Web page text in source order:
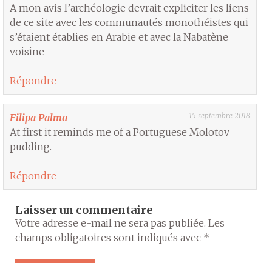
A mon avis l’archéologie devrait expliciter les liens
de ce site avec les communautés monothéistes qui
s’étaient établies en Arabie et avec la Nabatène
voisine
Répondre
Filipa Palma 15 septembre 2018
At first it reminds me of a Portuguese Molotov
pudding.
Répondre
Laisser un commentaire
Votre adresse e-mail ne sera pas publiée. Les
champs obligatoires sont indiqués avec *